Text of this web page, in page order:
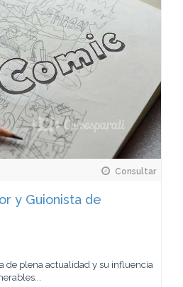
Consultar
y Guionista de
de plena actualidad y su influencia